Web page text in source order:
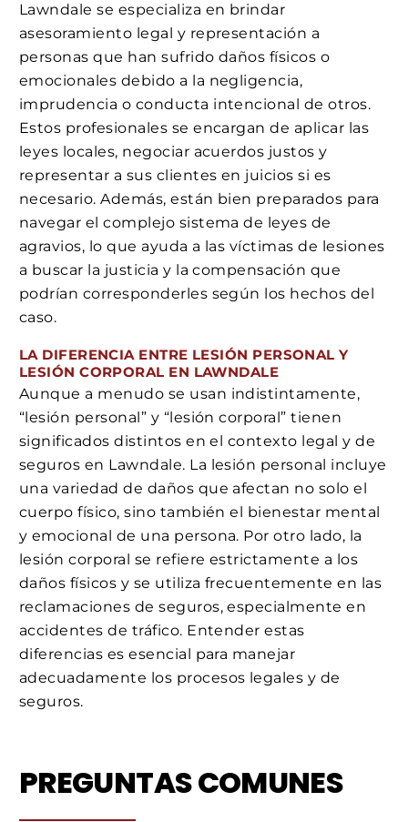
Lawndale se especializa en brindar
asesoramiento legal y representación a
personas que han sufrido daños físicos o
emocionales debido a la negligencia,
imprudencia o conducta intencional de otros.
Estos profesionales se encargan de aplicar las
leyes locales, negociar acuerdos justos y
representar a sus clientes en juicios si es
necesario. Además, están bien preparados para
navegar el complejo sistema de leyes de
agravios, lo que ayuda a las víctimas de lesiones
a buscar la justicia y la compensación que
podrían corresponderles según los hechos del
caso.
LA DIFERENCIA ENTRE LESIÓN PERSONAL Y
LESIÓN CORPORAL EN LAWNDALE
Aunque a menudo se usan indistintamente,
“lesión personal” y “lesión corporal” tienen
significados distintos en el contexto legal y de
seguros en Lawndale. La lesión personal incluye
una variedad de daños que afectan no solo el
cuerpo físico, sino también el bienestar mental
y emocional de una persona. Por otro lado, la
lesión corporal se refiere estrictamente a los
daños físicos y se utiliza frecuentemente en las
reclamaciones de seguros, especialmente en
accidentes de tráfico. Entender estas
diferencias es esencial para manejar
adecuadamente los procesos legales y de
seguros.
PREGUNTAS COMUNES